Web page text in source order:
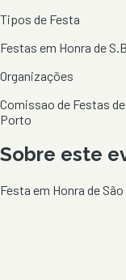
Tipos de Festa
Festas em Honra de
Organizações
Comissao de Festas
Porto
Sobre este
Festa em Honra de